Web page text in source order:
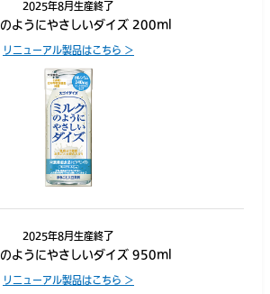
2025年8月生産終了
ようにやさしいダイズ 200ml
リニューアル製品はこちら ＞
2025年8月生産終了
ようにやさしいダイズ 950ml
リニューアル製品はこちら ＞